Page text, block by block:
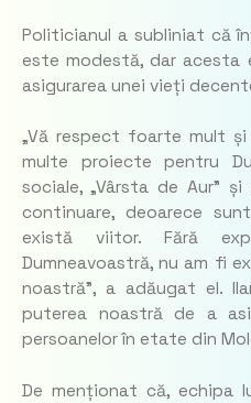
Politicianul a subliniat că
este modestă, dar acesta
asigurarea unei vieți
„Vă respect foarte mult
multe proiecte pentru
sociale, „Vârsta de Aur”
continuare, deoarece
există viitor. Fără
Dumneavoastră, nu am fi
noastră”, a adăugat el.
puterea noastră de a
persoanelor în etate din
De menționat că, echipa